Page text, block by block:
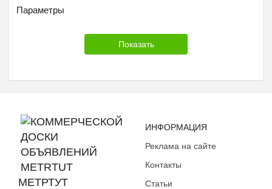
Параметры
МЕТРТУТ
ИНФОРМАЦИЯ
Реклама на сайте
Контакты
Статьи